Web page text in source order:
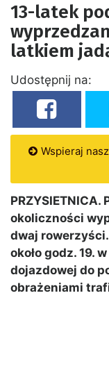
13-latek
latkiem
Udostępnij na:
Wspieraj
okoliczności
dwaj
około godz. 19.
dojazdowej do
obrażeniami